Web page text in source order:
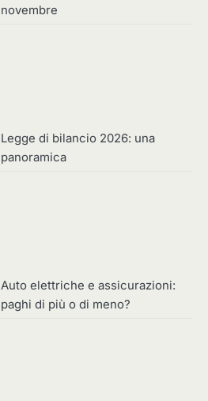
novembre
Legge di bilancio 2026: una
panoramica
Auto elettriche e assicurazioni:
paghi di più o di meno?